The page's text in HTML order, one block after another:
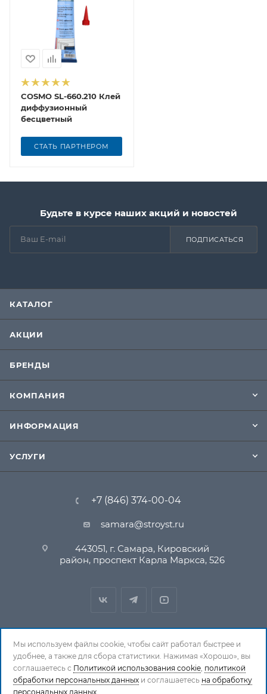
COSMO SL-660.210 Клей
диффузионный
бесцветный
СТАТЬ ПАРТНЕРОМ
Будьте в курсе наших акций и новостей
ПОДПИСАТЬСЯ
КАТАЛОГ
АКЦИИ
БРЕНДЫ
КОМПАНИЯ
ИНФОРМАЦИЯ
УСЛУГИ
+7 (846) 374-00-04
samara@stroyst.ru
443051, г. Самара, Кировский
район, проспект Карла Маркса, 526
© 1994-2026 СтройСистема. Все права защищены. При
копировании материалов ссылка на страницу-
Мы используем файлы cookie, чтобы сайт работал быстрее и
удобнее, а также для сбора статистики. Нажимая «Хорошо», вы
соглашаетесь с Политикой использования cookie, политикой
обработки персональных данных и соглашаетесь на обработку
персональных данных.